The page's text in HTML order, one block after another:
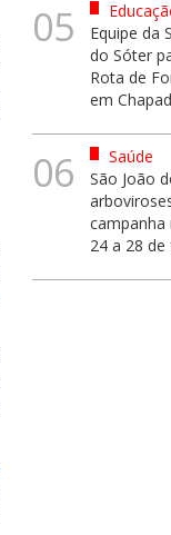
05
Equipe da
do Sóter
Rota de
em
06
Saúde
São João
campanha
24 a 28